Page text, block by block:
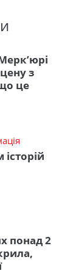
з
це
понад 2